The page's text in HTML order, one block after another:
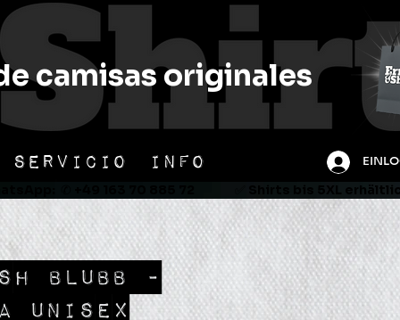
camisas originales
SERVICIO INFO
✆ +49 163 70 885 72               ✅ Shirts bis
BLUBB -
UNISEX